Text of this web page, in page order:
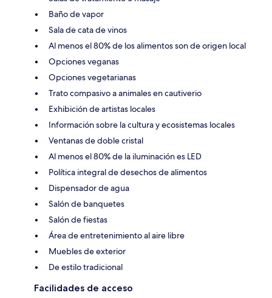
Baño de vapor
Sala de cata de vinos
Al menos el 80% de los alimentos son de origen local
Opciones veganas
Opciones vegetarianas
Trato compasivo a animales en cautiverio
Exhibición de artistas locales
Información sobre la cultura y ecosistemas locales
Ventanas de doble cristal
Al menos el 80% de la iluminación es LED
Política integral de desechos de alimentos
Dispensador de agua
Salón de banquetes
Salón de fiestas
Área de entretenimiento al aire libre
Muebles de exterior
De estilo tradicional
Facilidades de acceso